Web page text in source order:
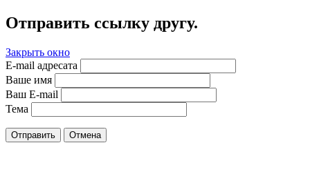
Отправить ссылку другу.
Закрыть окно
E-mail адресата
Ваше имя
Ваш E-mail
Тема
Отправить Отмена